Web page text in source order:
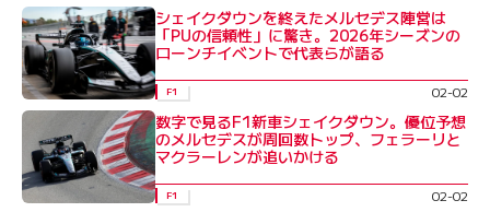
シェイクダウンを終えたメルセデス陣営は
「PUの信頼性」に驚き。2026年シーズンの
ローンチイベントで代表らが語る
F1 02-02
数字で見るF1新車シェイクダウン。優位予想
のメルセデスが周回数トップ、フェラーリと
マクラーレンが追いかける
F1 02-02